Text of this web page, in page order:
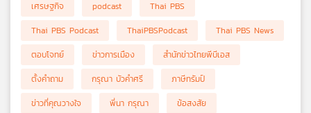
เศรษฐกิจ
podcast
Thai PBS
Thai PBS Podcast
ThaiPBSPodcast
Thai PBS News
ตอบโจทย์
ข่าวการเมือง
สำนักข่าวไทยพีบีเอส
ตั้งคำถาม
กรุณา บัวคำศรี
ภาษีทรัมป์
ข่าวที่คุณวางใจ
พี่นา กรุณา
ข้อสงสัย